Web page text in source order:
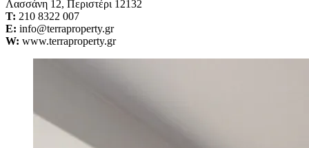
Λασσάνη 12, Περιστέρι 12132
Τ: 210 8322 007
E: info@terraproperty.gr
W: www.terraproperty.gr